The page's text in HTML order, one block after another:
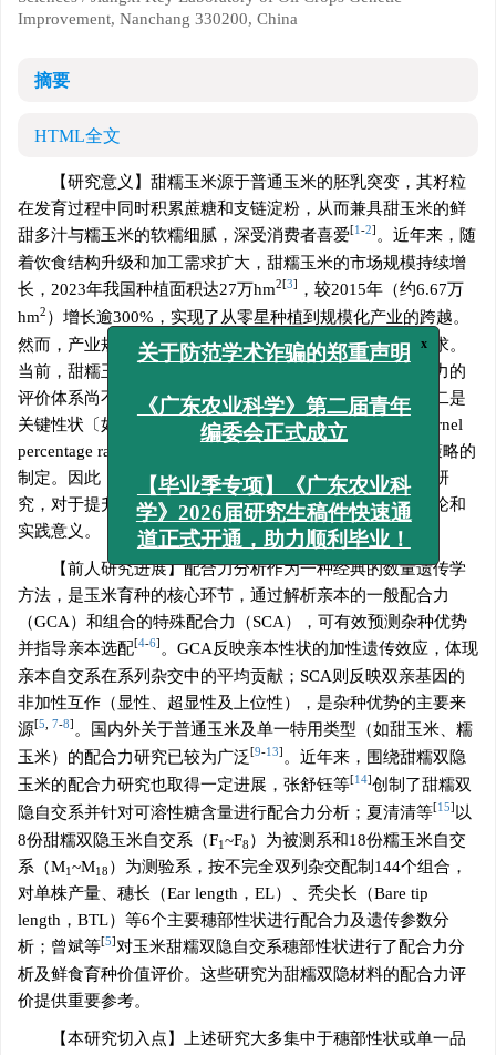
Improvement, Nanchang 330200, China
摘要
HTML全文
【研究意义】甜糯玉米源于普通玉米的胚乳突变，其籽粒
在发育过程中同时积累蔗糖和支链淀粉，从而兼具甜玉米的鲜
甜多汁与糯玉米的软糯细腻，深受消费者喜爱[1 -2] 。近年来，随
着饮食结构升级和加工需求扩大，甜糯玉米的市场规模持续增
长，2023年我国种植面积达27万hm2[3]
，较2015年（约6.67万
hm2 ）增长逾300%，实现了从零星种植到规模化产业的跨越。
然而，产业规模的迅速扩张也对品种选育效率提出更高要求。
当前，甜糯玉米育种仍面临两大关键制约：一是亲本配合力的
评价体系尚不完善，杂交组合配制盲目性大、效率偏低；二是
关键性状〔如单穗质量（Ear weight，EW）、出籽率（Kernel
percentage ratio，KPR）〕的遗传规律不明确，影响选择策略的
制定。因此，开展甜糯玉米亲本配合力及杂种优势的系统研
究，对于提升育种效率、加速优良品种选育具有重要的理论和
实践意义。
【前人研究进展】配合力分析作为一种经典的数量遗传学
方法，是玉米育种的核心环节，通过解析亲本的一般配合力
（GCA）和组合的特殊配合力（SCA），可有效预测杂种优势
并指导亲本选配[4-6] 。GCA反映亲本性状的加性遗传效应，体现
亲本自交系在系列杂交中的平均贡献；SCA则反映双亲基因的
非加性互作（显性、超显性及上位性），是杂种优势的主要来
源[5 7-8] 。国内外关于普通玉米及单一特用类型（如甜玉米、糯
玉米）的配合力研究已较为广泛 [9-13] 。近年来，围绕甜糯双隐
玉米的配合力研究也取得一定进展，张舒钰等[14]创制了甜糯双
隐自交系并针对可溶性糖含量进行配合力分析；夏清清等[15] 以
8份甜糯双隐玉米自交系（F1~F8 ）为被测系和18份糯玉米自交
系（M1~M18 ）为测验系，按不完全双列杂交配制144个组合，
对单株产量、穗长（Ear length，EL）、秃尖长（Bare tip
length，BTL）等6个主要穗部性状进行配合力及遗传参数分
析；曾斌等[5] 对玉米甜糯双隐自交系穗部性状进行了配合力分
析及鲜食育种价值评价。这些研究为甜糯双隐材料的配合力评
价提供重要参考。
【本研究切入点】上述研究大多集中于穗部性状或单一品
x
关于防范学术诈骗的郑重声明
《广东农业科学》第二届青年
编委会正式成立
【毕业季专项】《广东农业科
学》2026届研究生稿件快速通
道正式开通，助力顺利毕业！